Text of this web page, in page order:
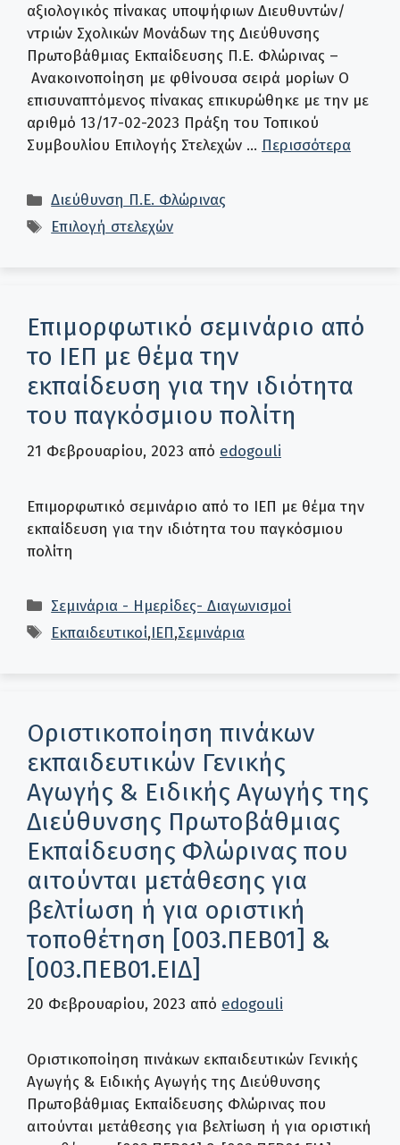
αξιολογικός πίνακας υποψήφιων Διευθυντών/
ντριών Σχολικών Μονάδων της Διεύθυνσης
Πρωτοβάθμιας Εκπαίδευσης Π.Ε. Φλώρινας –
Ανακοινοποίηση με φθίνουσα σειρά μορίων Ο
επισυναπτόμενος πίνακας επικυρώθηκε με την με
αριθμό 13/17-02-2023 Πράξη του Τοπικού
Συμβουλίου Επιλογής Στελεχών … Περισσότερα
Κατηγορίες
Διεύθυνση Π.Ε. Φλώρινας
Ετικέτες
Επιλογή στελεχών
Επιμορφωτικό σεμινάριο από
το ΙΕΠ με θέμα την
εκπαίδευση για την ιδιότητα
του παγκόσμιου πολίτη
21 Φεβρουαρίου, 2023 από edogouli
Επιμορφωτικό σεμινάριο από το ΙΕΠ με θέμα την
εκπαίδευση για την ιδιότητα του παγκόσμιου
πολίτη
Κατηγορίες
Σεμινάρια - Ημερίδες- Διαγωνισμοί
Ετικέτες
Εκπαιδευτικοί,ΙΕΠ,Σεμινάρια
Οριστικοποίηση πινάκων
εκπαιδευτικών Γενικής
Αγωγής & Ειδικής Αγωγής της
Διεύθυνσης Πρωτοβάθμιας
Εκπαίδευσης Φλώρινας που
αιτούνται μετάθεσης για
βελτίωση ή για οριστική
τοποθέτηση [003.ΠΕΒ01] &
[003.ΠΕΒ01.ΕΙΔ]
20 Φεβρουαρίου, 2023 από edogouli
Οριστικοποίηση πινάκων εκπαιδευτικών Γενικής
Αγωγής & Ειδικής Αγωγής της Διεύθυνσης
Πρωτοβάθμιας Εκπαίδευσης Φλώρινας που
αιτούνται μετάθεσης για βελτίωση ή για οριστική